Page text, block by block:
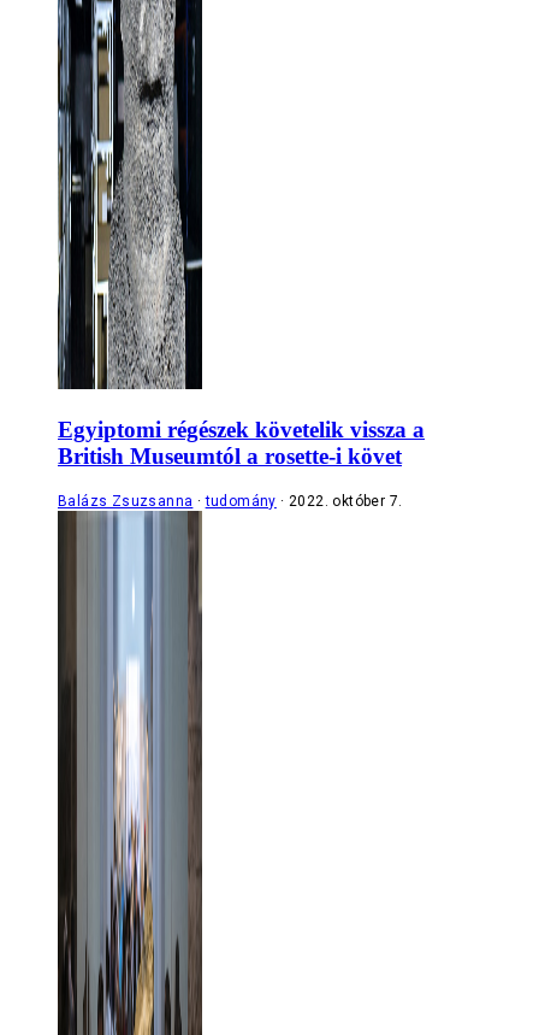
Egyiptomi régészek követelik vissza a
British Museumtól a rosette-i követ
Balázs Zsuzsanna tudomány 2022. október 7.